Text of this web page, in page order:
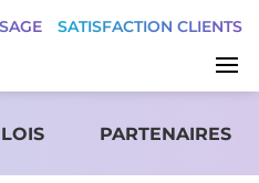
SATISFACTION CLIENTS
PARTENAIRES